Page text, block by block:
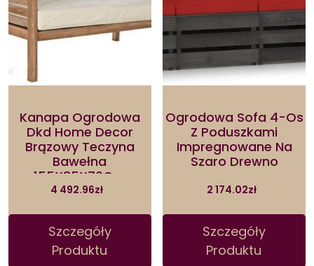
Kanapa Ogrodowa
Dkd Home Decor
Brązowy Teczyna
Bawełna
155X85X70Cm
4 492.96zł
Szczegóły
Produktu
Ogrodowa Sofa 4-Os
Z Poduszkami
Impregnowane Na
Szaro Drewno
2 174.02zł
Szczegóły
Produktu